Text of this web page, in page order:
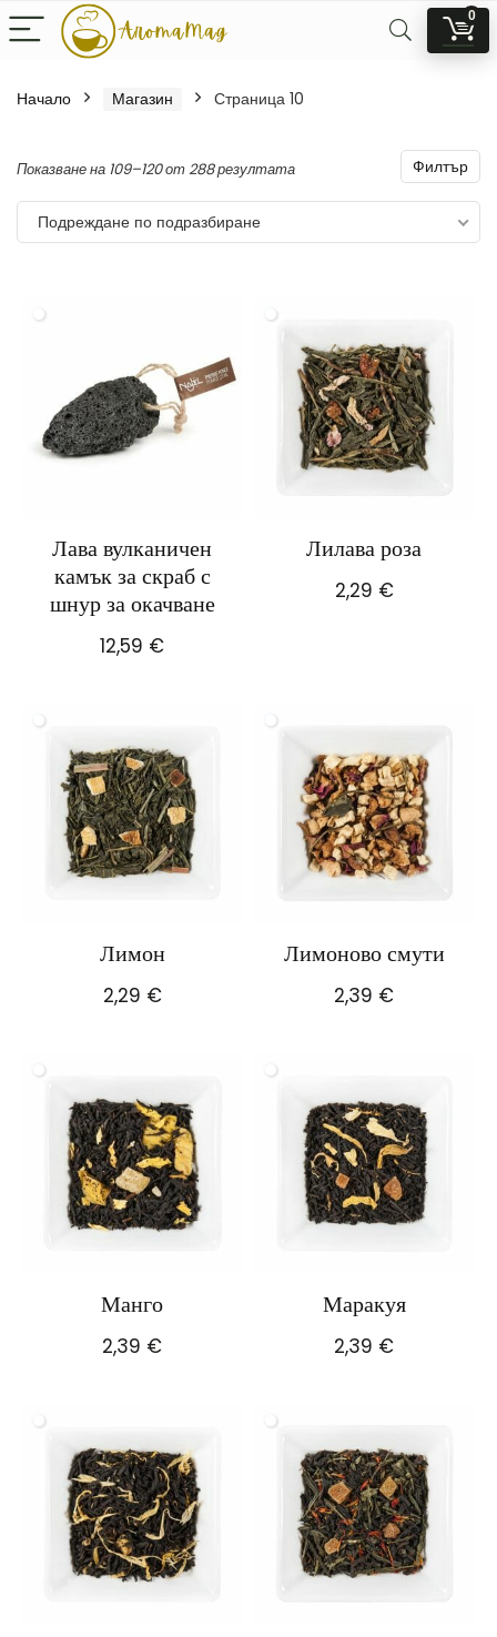
0
Начало Магазин Страница 10
Филтър
Показване на 109–120 от 288 резултата
Подреждане по подразбиране
Лава вулканичен
камък за скраб с
шнур за окачване
12,59 €
Лилава роза
2,29 €
Лимон
2,29 €
Лимоново смути
2,39 €
Манго
2,39 €
Маракуя
2,39 €